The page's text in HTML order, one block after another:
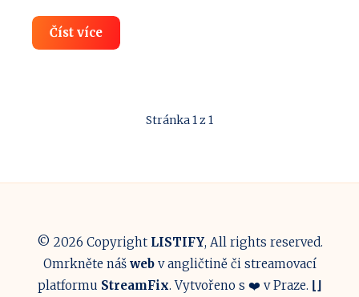
Číst víceSurfShark
VPN:
Stránka 1 z 1
© 2026 Copyright LISTIFY, All rights reserved.
Omrkněte náš webv angličtině či streamovací
platformu StreamFix. Vytvořeno s ❤️ v Praze. ⌊ ⌋